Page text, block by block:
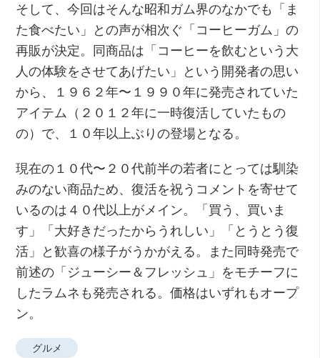
そして、今回はそんな昭和ガム界のなかでも「ま
た食べたい」との声が相次ぐ「コーヒーガム」の
再販が決定。同商品は「コーヒーを飲むという大
人の体験をさせてあげたい」という開発者の思い
から、１９６２年〜１９９０年に発売されていた
アイテム（２０１２年に一時復活していたもの
の）で、１０年以上ぶりの登場となる。
現在の１０代〜２０代前半の若者にとっては馴染
みのない商品ため、復活を祝うコメントを寄せて
いるのは４０代以上がメイン。「買う、買いま
す」「大好きだったからうれしい」「とうとう復
活」と歓喜の様子がうかがえる。また同時発売で
前述の「ジューシー＆フレッシュ」をモチーフに
したラムネも発売される。価格はいずれもオープ
ン。
グルメ